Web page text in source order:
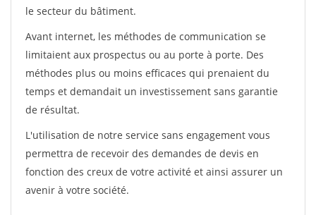
le secteur du bâtiment.
Avant internet, les méthodes de communication se
limitaient aux prospectus ou au porte à porte. Des
méthodes plus ou moins efficaces qui prenaient du
temps et demandait un investissement sans garantie
de résultat.
L'utilisation de notre service sans engagement vous
permettra de recevoir des demandes de devis en
fonction des creux de votre activité et ainsi assurer un
avenir à votre société.